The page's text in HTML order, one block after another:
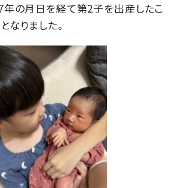
の月日を経て第2子を出産したこ
なりました。